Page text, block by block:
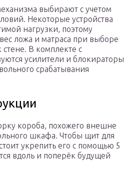
выбирают с учетом
Некоторые устройства
нагрузки, поэтому
ложа и матраса при выборе
В комплекте с
усилители и блокираторы
срабатывания
короба, похожего внешне
шкафа. Чтобы щит для
укрепить его с помощью 5
вдоль и поперёк будущей